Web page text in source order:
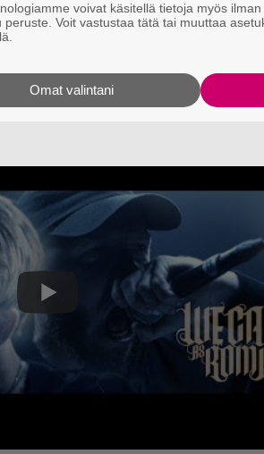
voivat käsitellä tietoja myös
peruste. Voit vastustaa tätä tai muuttaa
Omat valintani